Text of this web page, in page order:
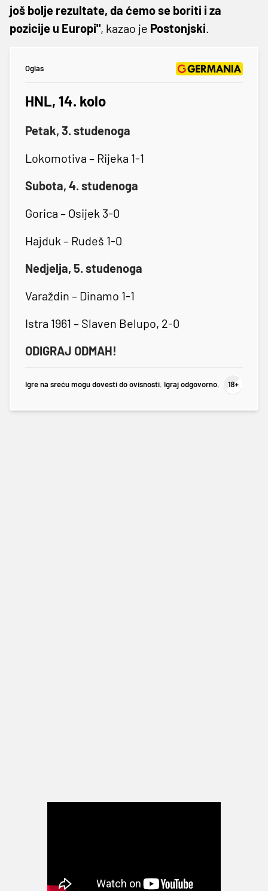
još bolje rezultate, da ćemo se boriti i za
pozicije u Europi", kazao je Postonjski.
Oglas
HNL, 14. kolo
Petak, 3. studenoga
Lokomotiva – Rijeka 1-1
Subota, 4. studenoga
Gorica – Osijek 3-0
Hajduk – Rudeš 1-0
Nedjelja, 5. studenoga
Varaždin – Dinamo 1-1
Istra 1961 – Slaven Belupo, 2-0
ODIGRAJ ODMAH!
Igre na sreću mogu dovesti do ovisnosti. Igraj odgovorno.